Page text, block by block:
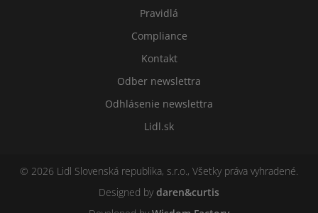
Pravidlá
Compliance
Kontakt
Odber newslettra
Odhlásenie newslettra
Lidl.sk
© 2026 Lidl Slovenská republika, s.r.o., Všetky práva vyhradené.
Designed bydaren&curtis